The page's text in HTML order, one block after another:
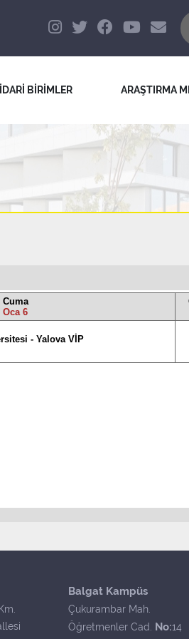
İDARİ BİRİMLER ARAŞTIRMA
Cuma
Oca 6
- Yalova VİP
Balgat Kampüs
Çukurambar Mah.
Öğretmenler Cad. No:14